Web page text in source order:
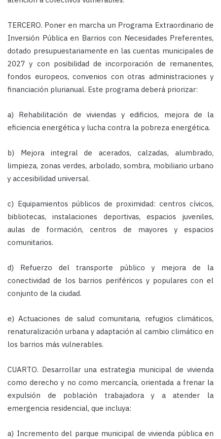
TERCERO. Poner en marcha un Programa Extraordinario de
Inversión Pública en Barrios con Necesidades Preferentes,
dotado presupuestariamente en las cuentas municipales de
2027 y con posibilidad de incorporación de remanentes,
fondos europeos, convenios con otras administraciones y
financiación plurianual. Este programa deberá priorizar:
a) Rehabilitación de viviendas y edificios, mejora de la
eficiencia energética y lucha contra la pobreza energética.
b) Mejora integral de acerados, calzadas, alumbrado,
limpieza, zonas verdes, arbolado, sombra, mobiliario urbano
y accesibilidad universal.
c) Equipamientos públicos de proximidad: centros cívicos,
bibliotecas, instalaciones deportivas, espacios juveniles,
aulas de formación, centros de mayores y espacios
comunitarios.
d) Refuerzo del transporte público y mejora de la
conectividad de los barrios periféricos y populares con el
conjunto de la ciudad.
e) Actuaciones de salud comunitaria, refugios climáticos,
renaturalización urbana y adaptación al cambio climático en
los barrios más vulnerables.
CUARTO. Desarrollar una estrategia municipal de vivienda
como derecho y no como mercancía, orientada a frenar la
expulsión de población trabajadora y a atender la
emergencia residencial, que incluya:
a) Incremento del parque municipal de vivienda pública en